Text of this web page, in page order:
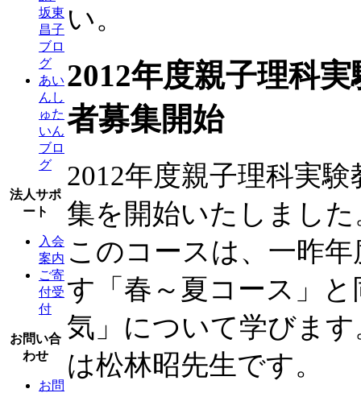
坂東
昌子
ブロ
グ
あい
んし
ゅた
いん
ブロ
グ
法人サポ
ート
入会
案内
ご寄
付受
付
お問い合
わせ
お問
い。
2012年度親子理科
者募集開始
2012年度親子理科実
集を開始いたしました
このコースは、一昨
す「春～夏コース」
気」について学びま
は松林昭先生です。